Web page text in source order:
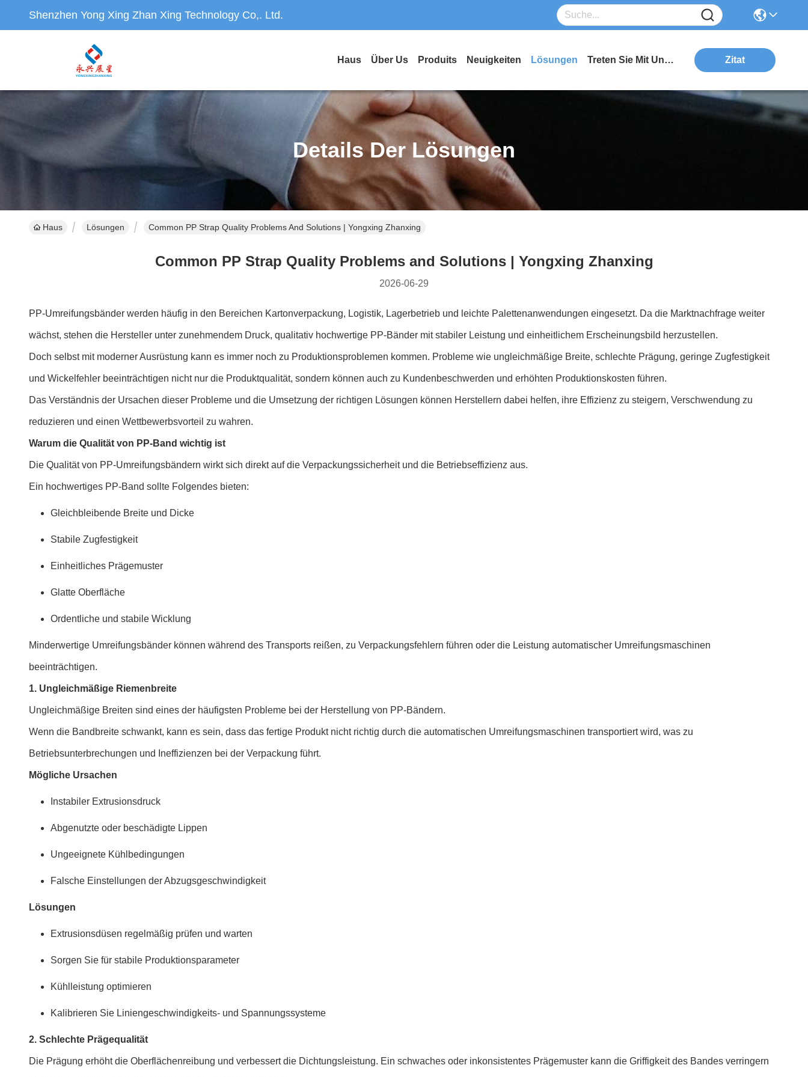
Shenzhen Yong Xing Zhan Xing Technology Co,. Ltd.
Haus Über Us Produits Neuigkeiten Lösungen Treten Sie Mit Uns In Verbindung Zitat
Details Der Lösungen
Haus Lösungen Common PP Strap Quality Problems And Solutions | Yongxing Zhanxing
Common PP Strap Quality Problems and Solutions | Yongxing Zhanxing
2026-06-29
PP-Umreifungsbänder werden häufig in den Bereichen Kartonverpackung, Logistik, Lagerbetrieb und leichte Palettenanwendungen eingesetzt. Da die Marktnachfrage weiter
wächst, stehen die Hersteller unter zunehmendem Druck, qualitativ hochwertige PP-Bänder mit stabiler Leistung und einheitlichem Erscheinungsbild herzustellen.
Doch selbst mit moderner Ausrüstung kann es immer noch zu Produktionsproblemen kommen. Probleme wie ungleichmäßige Breite, schlechte Prägung, geringe Zugfestigkeit
und Wickelfehler beeinträchtigen nicht nur die Produktqualität, sondern können auch zu Kundenbeschwerden und erhöhten Produktionskosten führen.
Das Verständnis der Ursachen dieser Probleme und die Umsetzung der richtigen Lösungen können Herstellern dabei helfen, ihre Effizienz zu steigern, Verschwendung zu
reduzieren und einen Wettbewerbsvorteil zu wahren.
Warum die Qualität von PP-Band wichtig ist
Die Qualität von PP-Umreifungsbändern wirkt sich direkt auf die Verpackungssicherheit und die Betriebseffizienz aus.
Ein hochwertiges PP-Band sollte Folgendes bieten:
Gleichbleibende Breite und Dicke
Stabile Zugfestigkeit
Einheitliches Prägemuster
Glatte Oberfläche
Ordentliche und stabile Wicklung
Minderwertige Umreifungsbänder können während des Transports reißen, zu Verpackungsfehlern führen oder die Leistung automatischer Umreifungsmaschinen
beeinträchtigen.
1. Ungleichmäßige Riemenbreite
Ungleichmäßige Breiten sind eines der häufigsten Probleme bei der Herstellung von PP-Bändern.
Wenn die Bandbreite schwankt, kann es sein, dass das fertige Produkt nicht richtig durch die automatischen Umreifungsmaschinen transportiert wird, was zu
Betriebsunterbrechungen und Ineffizienzen bei der Verpackung führt.
Mögliche Ursachen
Instabiler Extrusionsdruck
Abgenutzte oder beschädigte Lippen
Ungeeignete Kühlbedingungen
Falsche Einstellungen der Abzugsgeschwindigkeit
Lösungen
Extrusionsdüsen regelmäßig prüfen und warten
Sorgen Sie für stabile Produktionsparameter
Kühlleistung optimieren
Kalibrieren Sie Liniengeschwindigkeits- und Spannungssysteme
2. Schlechte Prägequalität
Die Prägung erhöht die Oberflächenreibung und verbessert die Dichtungsleistung. Ein schwaches oder inkonsistentes Prägemuster kann die Griffigkeit des Bandes verringern